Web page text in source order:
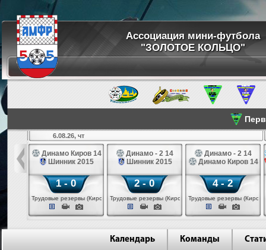
Ассоциация мини-футбола
"ЗОЛОТОЕ КОЛЬЦО"
14
6.08.26, чт
Динамо Киров 14
Шинник 2015
1 - 0
Трудовые резервы (Киров)
Динамо - 2 14
Шинник 2015
2 - 0
Трудовые резервы (Киров)
Динамо - 2 14
Динамо Киров 14
4 - 2
Трудовые резервы (Киров)
Календарь Команды